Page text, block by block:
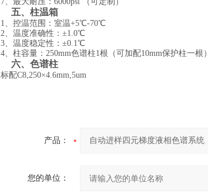
五、柱温箱
1
、控温范围：室温+5℃-70℃
2 、温度准确性：±1.0℃
3 、温度稳定性：±0.1℃
4 、柱容量：250mm色谱柱1根（可加配10mm保护柱一根）
六、色谱柱
标配C8,250×4.6mm,5um
产品：
您的单位：